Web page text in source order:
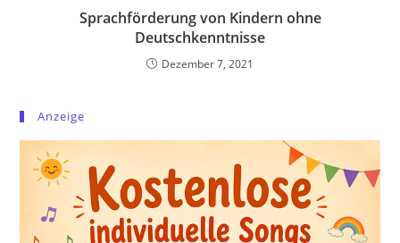
Sprachförderung von Kindern ohne
Deutschkenntnisse
Dezember 7, 2021
Anzeige